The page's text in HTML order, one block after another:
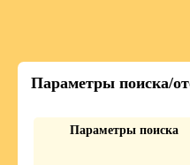
Параметры поиска/
Параметры поиска